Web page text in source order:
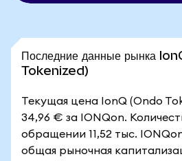
Последние данные рынка
Tokenized)
Текущая цена IonQ (Ondo
34,96 € за IONQon.
обращении 11,52 тыс.
общая рыночная